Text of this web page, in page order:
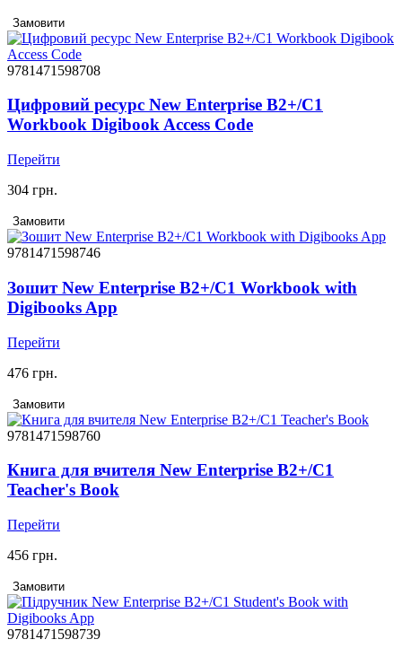
Замовити
9781471598708
Цифровий ресурс New Enterprise B2+/C1
Workbook Digibook Access Code
Перейти
304 грн.
Замовити
9781471598746
Зошит New Enterprise B2+/C1 Workbook with
Digibooks App
Перейти
476 грн.
Замовити
9781471598760
Книга для вчителя New Enterprise B2+/C1
Teacher's Book
Перейти
456 грн.
Замовити
9781471598739